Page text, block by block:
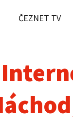
ČEZNET TV
TV